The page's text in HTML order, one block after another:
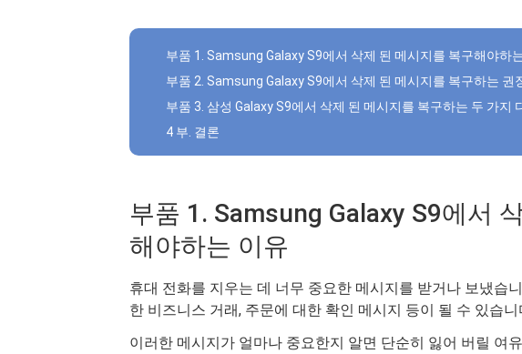
부품 1. Samsung Galaxy S9에서 삭제 된 메시지를 복구해야하
부품 2. Samsung Galaxy S9에서 삭제 된 메시지를 복구하는 권
부품 3. 삼성 Galaxy S9에서 삭제 된 메시지를 복구하는 두 가지
4 부. 결론
부품 1. Samsung Galaxy S9에서
해야하는 이유
휴대 전화를 지우는 데 너무 중요한 메시지를 받거나 보냈습
한 비즈니스 거래, 주문에 대한 확인 메시지 등이 될 수 있습니
이러한 메시지가 얼마나 중요한지 알면 단순히 잃어 버릴 여